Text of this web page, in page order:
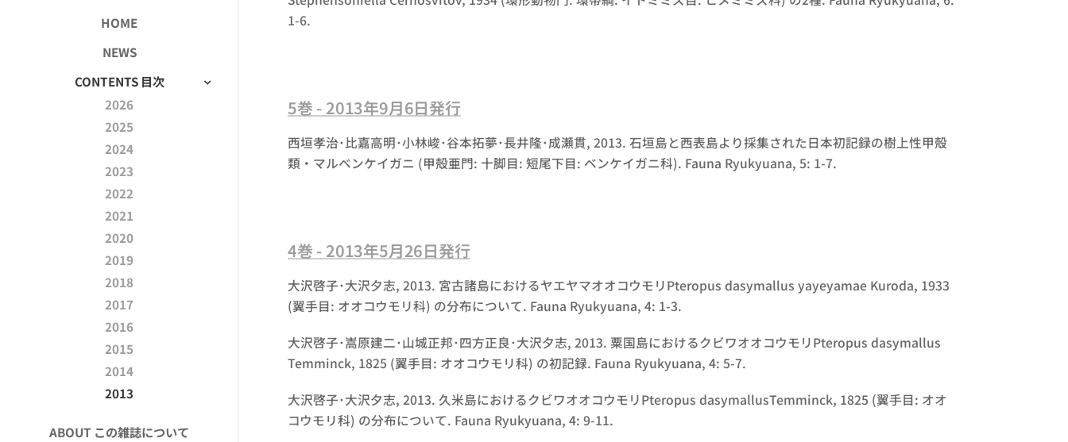
HOME
NEWS
CONTENTS 目次
2026
2025
2024
2023
2022
2021
2020
2019
2018
2017
2016
2015
2014
2013
ABOUT この雑誌について
1-6.
5巻 - 2013年9月6日発行
西垣孝治･比嘉高明･小林峻･谷本拓夢･長井隆･成瀬貫, 2013. 石垣島と西表島より採集された日本初記録の樹上性甲殻
類・マルベンケイガニ (甲殻亜門: 十脚目: 短尾下目: ベンケイガニ科). Fauna Ryukyuana, 5: 1-7.
4巻 - 2013年5月26日発行
大沢啓子･大沢夕志, 2013. 宮古諸島におけるヤエヤマオオコウモリPteropus dasymallus yayeyamae Kuroda, 1933
(翼手目: オオコウモリ科) の分布について. Fauna Ryukyuana, 4: 1-3.
大沢啓子･嵩原建二･山城正邦･四方正良･大沢夕志, 2013. 粟国島におけるクビワオオコウモリPteropus dasymallus
Temminck, 1825 (翼手目: オオコウモリ科) の初記録. Fauna Ryukyuana, 4: 5-7.
大沢啓子･大沢夕志, 2013. 久米島におけるクビワオオコウモリPteropus dasymallusTemminck, 1825 (翼手目: オオ
コウモリ科) の分布について. Fauna Ryukyuana, 4: 9-11.